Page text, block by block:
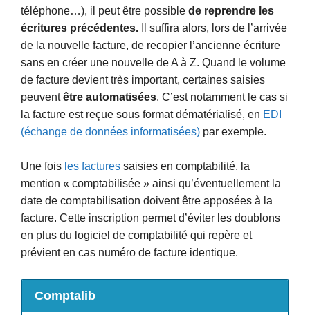
téléphone…), il peut être possible de reprendre les
écritures précédentes.
Il suffira alors, lors de l’arrivée
de la nouvelle facture, de recopier l’ancienne écriture
sans en créer une nouvelle de A à Z. Quand le volume
de facture devient très important, certaines saisies
peuventêtre automatisées. C’est notamment le cas si
la facture est reçue sous format dématérialisé, en EDI
(échange de données informatisées) par exemple.
Une fois les factures saisies en comptabilité, la
mention « comptabilisée » ainsi qu’éventuellement la
date de comptabilisation doivent être apposées à la
facture. Cette inscription permet d’éviter les doublons
en plus du logiciel de comptabilité qui repère et
prévient en cas numéro de facture identique.
Comptalib